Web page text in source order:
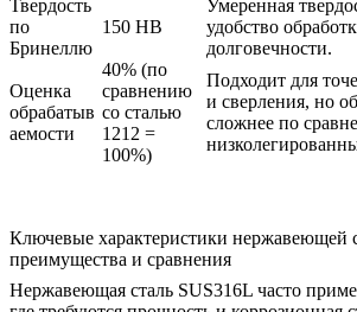
Твердость
по
Бринеллю
150 HB
Умеренная
удобство
долговечности.
Оценка
обрабатыв
аемости
40% (по
сравнению
со сталью
1212 =
100%)
Подходит для
и сверления, но
сложнее по
Ключевые характеристики нержавеющей
преимущества и сравнения
Нержавеющая сталь SUS316L часто